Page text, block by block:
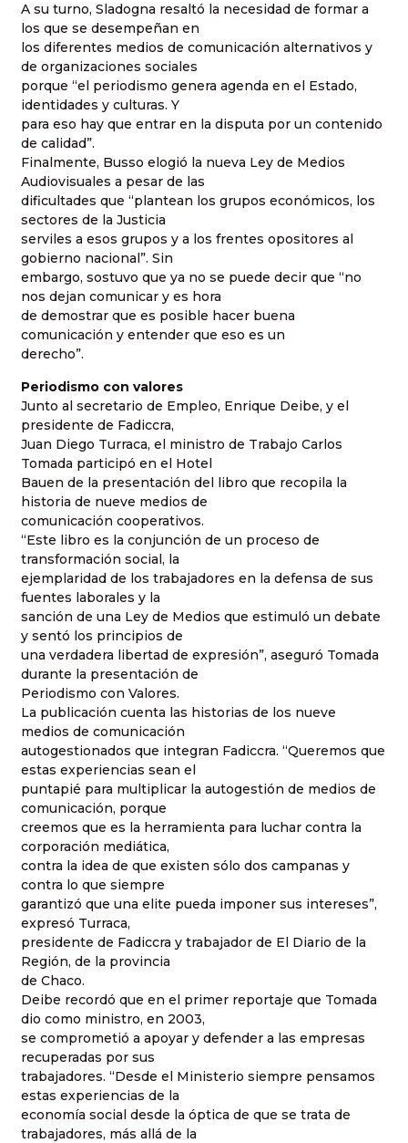
A su turno, Sladogna resaltó la necesidad de formar a
los que se desempeñan en
los diferentes medios de comunicación alternativos y
de organizaciones sociales
porque “el periodismo genera agenda en el Estado,
identidades y culturas. Y
para eso hay que entrar en la disputa por un contenido
de calidad”.
Finalmente, Busso elogió la nueva Ley de Medios
Audiovisuales a pesar de las
dificultades que “plantean los grupos económicos, los
sectores de la Justicia
serviles a esos grupos y a los frentes opositores al
gobierno nacional”. Sin
embargo, sostuvo que ya no se puede decir que “no
nos dejan comunicar y es hora
de demostrar que es posible hacer buena
comunicación y entender que eso es un
derecho”.
Periodismo con valores
Junto al secretario de Empleo, Enrique Deibe, y el
presidente de Fadiccra,
Juan Diego Turraca, el ministro de Trabajo Carlos
Tomada participó en el Hotel
Bauen de la presentación del libro que recopila la
historia de nueve medios de
comunicación cooperativos.
“Este libro es la conjunción de un proceso de
transformación social, la
ejemplaridad de los trabajadores en la defensa de sus
fuentes laborales y la
sanción de una Ley de Medios que estimuló un debate
y sentó los principios de
una verdadera libertad de expresión”, aseguró Tomada
durante la presentación de
Periodismo con Valores.
La publicación cuenta las historias de los nueve
medios de comunicación
autogestionados que integran Fadiccra. “Queremos que
estas experiencias sean el
puntapié para multiplicar la autogestión de medios de
comunicación, porque
creemos que es la herramienta para luchar contra la
corporación mediática,
contra la idea de que existen sólo dos campanas y
contra lo que siempre
garantizó que una elite pueda imponer sus intereses”,
expresó Turraca,
presidente de Fadiccra y trabajador de El Diario de la
Región, de la provincia
de Chaco.
Deibe recordó que en el primer reportaje que Tomada
dio como ministro, en 2003,
se comprometió a apoyar y defender a las empresas
recuperadas por sus
trabajadores. “Desde el Ministerio siempre pensamos
estas experiencias de la
economía social desde la óptica de que se trata de
trabajadores, más allá de la